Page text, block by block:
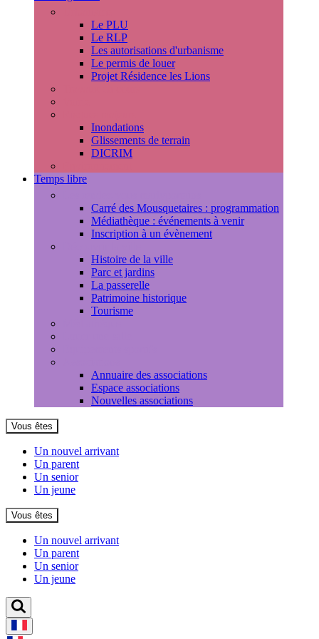
Le PLU
Le RLP
Les autorisations d'urbanisme
Le permis de louer
Projet Résidence les Lions
Inondations
Glissements de terrain
DICRIM
Temps libre
Carré des Mousquetaires : programmation
Médiathèque : événements à venir
Inscription à un évènement
Histoire de la ville
Parc et jardins
La passerelle
Patrimoine historique
Tourisme
Annuaire des associations
Espace associations
Nouvelles associations
Vous êtes
Un nouvel arrivant
Un parent
Un senior
Un jeune
Vous êtes
Un nouvel arrivant
Un parent
Un senior
Un jeune